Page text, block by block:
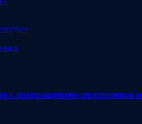
возвращением спортсменов